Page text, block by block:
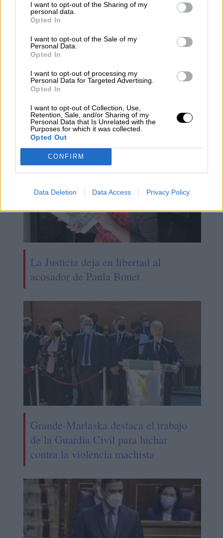
I want to opt-out of the Sharing of my
personal data.
Opted In
I want to opt-out of the Sale of my
Personal Data.
Opted In
I want to opt-out of processing my
Personal Data for Targeted Advertising.
Opted In
I want to opt-out of Collection, Use,
Retention, Sale, and/or Sharing of my
Personal Data that Is Unrelated with the
Purposes for which it was collected.
Opted Out
CONFIRM
Data Deletion Data Access Privacy Policy
La víctima de Dos Hermanas
de cien puñaladas
La Justicia deja en libertad al
acosador de Paula Bonet
Grande-Marlaska destaca el trabajo
de la Guardia Civil para luchar
contra la violencia machista